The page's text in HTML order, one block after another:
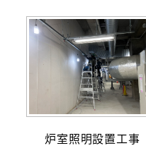
炉室照明設置工事